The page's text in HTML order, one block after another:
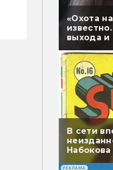
«Охота
выхода и
В сети
перевели
РЕКЛАМА